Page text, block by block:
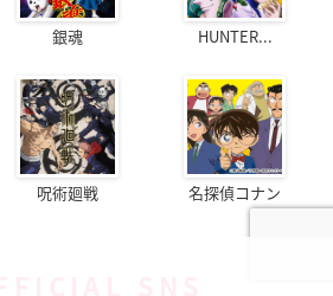
銀魂 HUNTER...
呪術廻戦 名探偵コナン